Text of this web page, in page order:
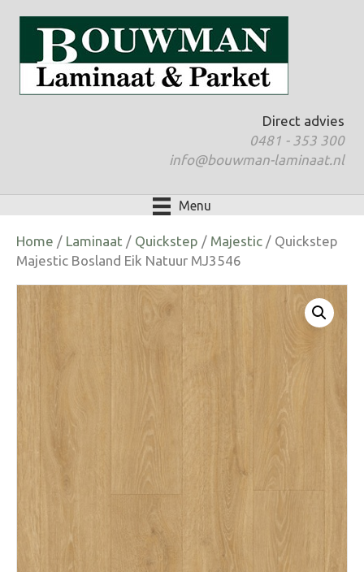
Direct advies
0481 - 353 300
info@bouwman-laminaat.nl
Menu
Home / Laminaat / Quickstep / Majestic / Quickstep
Majestic Bosland Eik Natuur MJ3546